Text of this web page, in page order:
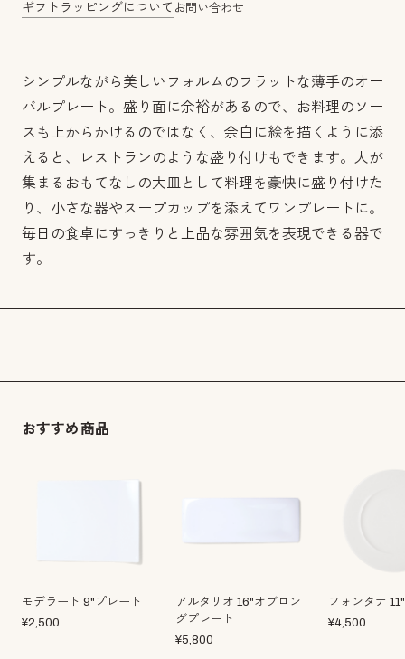
ギフトラッピングについて お問い合わせ
シンプルながら美しいフォルムのフラットな薄手のオー
バルプレート。盛り面に余裕があるので、お料理のソー
スも上からかけるのではなく、余白に絵を描くように添
えると、レストランのような盛り付けもできます。人が
集まるおもてなしの大皿として料理を豪快に盛り付けた
り、小さな器やスープカップを添えてワンプレートに。
毎日の食卓にすっきりと上品な雰囲気を表現できる器で
す。
おすすめ商品
モデラート 9"プレート
¥2,500
アルタリオ 16"オブロン
グプレート
¥5,800
フォンタナ
¥4,500